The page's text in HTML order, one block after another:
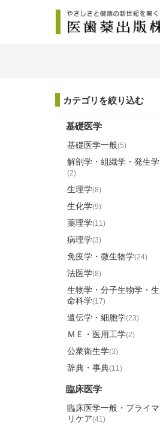
カテゴリを絞り込む
基礎医学
基礎医学一般(5)
解剖学・組織学・発生学
(2)
生理学(8)
生化学(9)
薬理学(11)
病理学(3)
免疫学・微生物学(24)
法医学(8)
生物学・分子生物学・生
命科学(17)
遺伝学・細胞学(23)
ＭＥ・医用工学(2)
公衆衛生学(3)
辞典・事典(11)
臨床医学
臨床医学一般・プライマ
リケア(41)